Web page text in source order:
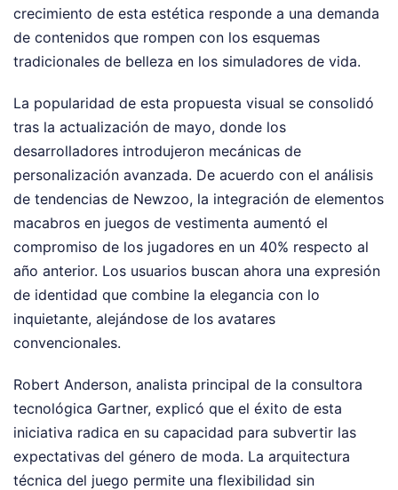
crecimiento de esta estética responde a una demanda
de contenidos que rompen con los esquemas
tradicionales de belleza en los simuladores de vida.
La popularidad de esta propuesta visual se consolidó
tras la actualización de mayo, donde los
desarrolladores introdujeron mecánicas de
personalización avanzada. De acuerdo con el análisis
de tendencias de Newzoo, la integración de elementos
macabros en juegos de vestimenta aumentó el
compromiso de los jugadores en un 40% respecto al
año anterior. Los usuarios buscan ahora una expresión
de identidad que combine la elegancia con lo
inquietante, alejándose de los avatares
convencionales.
Robert Anderson, analista principal de la consultora
tecnológica Gartner, explicó que el éxito de esta
iniciativa radica en su capacidad para subvertir las
expectativas del género de moda. La arquitectura
técnica del juego permite una flexibilidad sin